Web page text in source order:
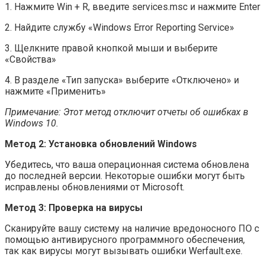
1. Нажмите Win + R, введите services.msc и нажмите Enter
2. Найдите службу «Windows Error Reporting Service»
3. Щелкните правой кнопкой мыши и выберите
«Свойства»
4. В разделе «Тип запуска» выберите «Отключено» и
нажмите «Применить»
Примечание: Этот метод отключит отчеты об ошибках в
Windows 10.
Метод 2: Установка обновлений Windows
Убедитесь, что ваша операционная система обновлена
до последней версии. Некоторые ошибки могут быть
исправлены обновлениями от Microsoft.
Метод 3: Проверка на вирусы
Сканируйте вашу систему на наличие вредоносного ПО с
помощью антивирусного программного обеспечения,
так как вирусы могут вызывать ошибки Werfault.exe.